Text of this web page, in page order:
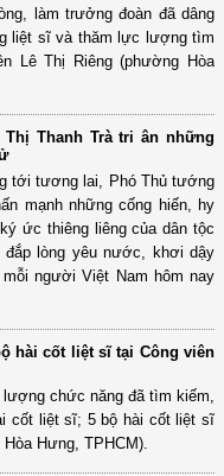
làm trưởng đoàn đã dâng
liệt sĩ và thăm lực lượng tìm
Lê Thị Riêng (phường Hòa
Thanh Trà tri ân những
tới tương lai, Phó Thủ tướng
mạnh những cống hiến, hy
ức thiêng liêng của dân tộc
lòng yêu nước, khơi dậy
người Việt Nam hôm nay
hài cốt liệt sĩ tại Công viên
chức năng đã tìm kiếm,
cốt liệt sĩ; 5 bộ hài cốt liệt sĩ
Hưng, TPHCM).